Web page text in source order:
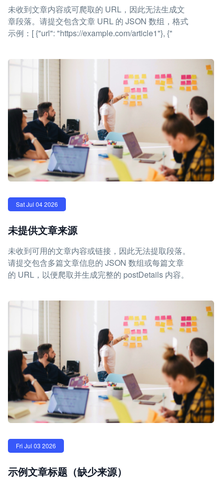
未收到文章内容或可爬取的 URL，因此无法生成文
章段落。请提交包含文章 URL 的 JSON 数组，格式
示例：[ {"url": "https://example.com/article1"}, {"
Sat Jul 04 2026
未提供文章来源
未收到可用的文章内容或链接，因此无法提取段落。
请提交包含多篇文章信息的 JSON 数组或每篇文章
的 URL，以便爬取并生成完整的 postDetails 内容。
Fri Jul 03 2026
示例文章标题（缺少来源）